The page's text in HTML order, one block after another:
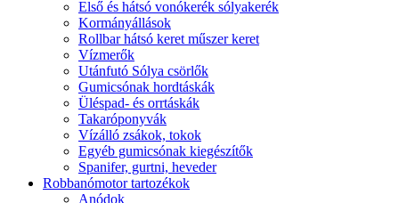
Első és hátsó vonókerék sólyakerék
Kormányállások
Rollbar hátsó keret műszer keret
Vízmerők
Utánfutó Sólya csörlők
Gumicsónak hordtáskák
Üléspad- és orrtáskák
Takaróponyvák
Vízálló zsákok, tokok
Egyéb gumicsónak kiegészítők
Spanifer, gurtni, heveder
Robbanómotor tartozékok
Anódok